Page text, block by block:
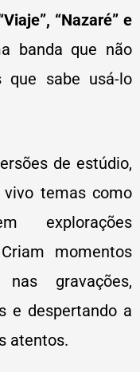
“Nazaré” e
banda que não
sabe usá-lo
de estúdio,
vivo temas como
explorações
momentos
gravações,
e despertando a
atentos.